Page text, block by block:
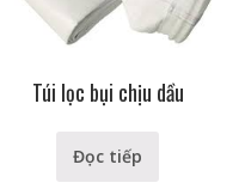
Túi lọc bụi chịu dầu
Đọc tiếp